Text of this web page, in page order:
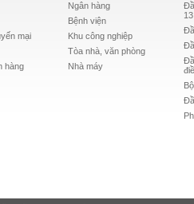
mại
hàng
Ngân hàng
Bệnh viện
Khu công nghiệp
Tòa nhà, văn phòng
Nhà máy